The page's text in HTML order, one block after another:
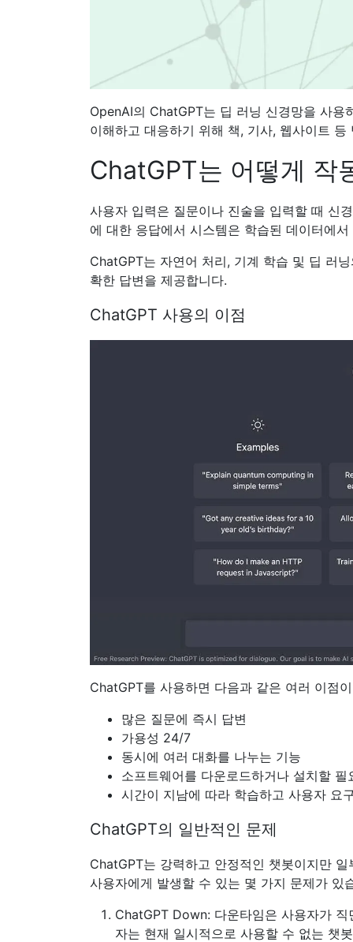
OpenAI의 ChatGPT는 딥 러닝 신경망을 사
이해하고 대응하기 위해 책, 기사, 웹사이트
ChatGPT는 어떻게 작
사용자 입력은 질문이나 진술을 입력할 때 신
에 대한 응답에서 시스템은 학습된 데이터에
ChatGPT는 자연어 처리, 기계 학습 및 딥 러
확한 답변을 제공합니다.
ChatGPT 사용의 이점
ChatGPT를 사용하면 다음과 같은 여러 이점
많은 질문에 즉시 답변
가용성 24/7
동시에 여러 대화를 나누는 기능
소프트웨어를 다운로드하거나 설치할 필
시간이 지남에 따라 학습하고 사용자 요
ChatGPT의 일반적인 문제
ChatGPT는 강력하고 안정적인 챗봇이지만
사용자에게 발생할 수 있는 몇 가지 문제가 있
ChatGPT Down: 다운타임은 사용자가
자는 현재 일시적으로 사용할 수 없는 챗